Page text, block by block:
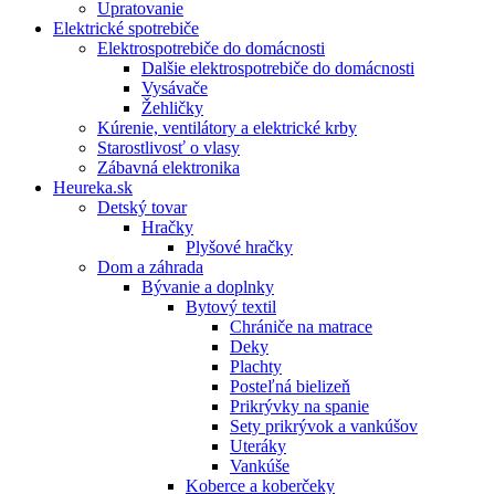
Upratovanie
Elektrické spotrebiče
Elektrospotrebiče do domácnosti
Dalšie elektrospotrebiče do domácnosti
Vysávače
Žehličky
Kúrenie, ventilátory a elektrické krby
Starostlivosť o vlasy
Zábavná elektronika
Heureka.sk
Detský tovar
Hračky
Plyšové hračky
Dom a záhrada
Bývanie a doplnky
Bytový textil
Chrániče na matrace
Deky
Plachty
Posteľná bielizeň
Prikrývky na spanie
Sety prikrývok a vankúšov
Uteráky
Vankúše
Koberce a koberčeky